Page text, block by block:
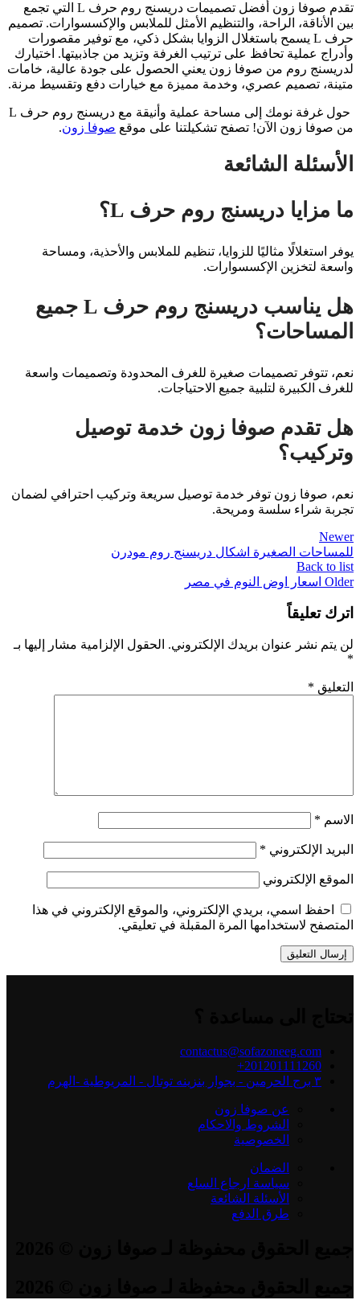
تقدم صوفا زون أفضل تصميمات دريسنج روم حرف L التي تجمع
بين الأناقة، الراحة، والتنظيم الأمثل للملابس والإكسسوارات. تصميم
حرف L يسمح باستغلال الزوايا بشكل ذكي، مع توفير مقصورات
وأدراج عملية تحافظ على ترتيب الغرفة وتزيد من جاذبيتها. اختيارك
لدريسنج روم من صوفا زون يعني الحصول على جودة عالية، خامات
متينة، تصميم عصري، وخدمة مميزة مع خيارات دفع وتقسيط مرنة.
حول غرفة نومك إلى مساحة عملية وأنيقة مع دريسنج روم حرف L
من صوفا زون الآن! تصفح تشكيلتنا على موقع صوفا زون.
الأسئلة الشائعة
ما مزايا دريسنج روم حرف L؟
يوفر استغلالًا مثاليًا للزوايا، تنظيم للملابس والأحذية، ومساحة
واسعة لتخزين الإكسسوارات.
هل يناسب دريسنج روم حرف L جميع
المساحات؟
نعم، تتوفر تصميمات صغيرة للغرف المحدودة وتصميمات واسعة
للغرف الكبيرة لتلبية جميع الاحتياجات.
هل تقدم صوفا زون خدمة توصيل
وتركيب؟
نعم، صوفا زون توفر خدمة توصيل سريعة وتركيب احترافي لضمان
تجربة شراء سلسة ومريحة.
Newer
للمساحات الصغيرة اشكال دريسنج روم مودرن
Back to list
Older اسعار اوض النوم في مصر
اترك تعليقاً
لن يتم نشر عنوان بريدك الإلكتروني. الحقول الإلزامية مشار إليها بـ
*
التعليق *
الاسم *
البريد الإلكتروني *
الموقع الإلكتروني
احفظ اسمي، بريدي الإلكتروني، والموقع الإلكتروني في هذا
المتصفح لاستخدامها المرة المقبلة في تعليقي.
contactus@sofazoneeg.com
201201111260+
٣ برج الحرمين - بجوار بنزينه توتال - المريوطية -الهرم
عن صوفا زون
الشروط والاحكام
الخصوصية
الضمان
سياسة ارجاع السلع
الأسئلة الشائعة
طرق الدفع